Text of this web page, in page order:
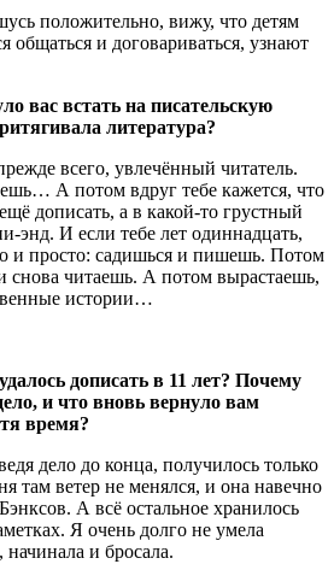
положительно, вижу, что детям
общаться и договариваться, узнают
вас встать на писательскую
литература?
всего, увлечённый читатель.
А потом вдруг тебе кажется, что
дописать, а в какой-то грустный
энд. И если тебе лет одиннадцать,
и просто: садишься и пишешь. Потом
снова читаешь. А потом вырастаешь,
истории…
дописать в 11 лет? Почему
и что вновь вернуло вам
время?
дело до конца, получилось только
там ветер не менялся, и она навечно
А всё остальное хранилось
Я очень долго не умела
начинала и бросала.